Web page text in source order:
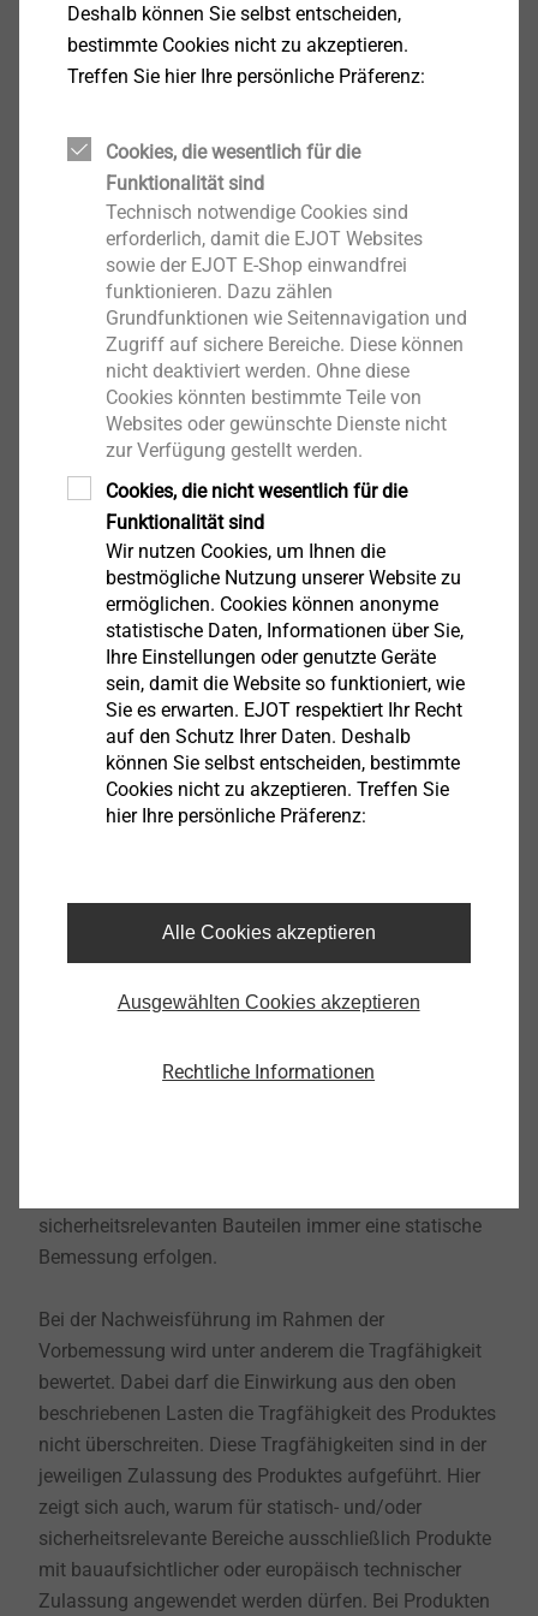
Fall von einem Planungs- und/oder Statikbüro mit
vorhandener Bauvorlageberechtigung erfolgen.
Unser Service für Sie:
– auch speziell für die Montageelemente für
Anbauteile wie den EJOT Iso-Corner, denEJOT Iso-
und denEJOT Iso-Bar ECOfür
Fassadenbegrünung. Die Erfassung aller relevanten
Daten erfolgt unkompliziert und effizient über einen
Abfragebogen. Die entsprechenden Abfragebögen
können Sie sichhierdirekt herunterladen.
Sie erhalten mit der Vorbemessung einen Nachweis
der Tragfähigkeit auf Basis Ihrer individuellen
Vorplanung, sowie einen ersten Mengenbedarf, der
Ihnen bei der Angebotserstellung hilfreich sein kann.
Einen anderen Fall stellt die Fassadenbegrünung mit
dem EJOT Iso-Bar ECO dar. Auch hier handelt es sich
um ein Anbauteil, das nachträglich am Wärmedämm-
Verbundsystem befestigt wird. Neben den Lasten aus
Eigengewicht und Wind spielt hier zum Beispiel das
Gewicht der gewählten Begrünung eine große Rolle.
um eine Abstandsmontage handelt, ist auch die
Eingangsgröße.
Auch wenn Produkte grundsätzlich für eine
sicherheitsrelevanten Bauteilen immer eine statische
Bemessung erfolgen.
Bei der Nachweisführung im Rahmen der
Vorbemessung wird unter anderem die Tragfähigkeit
bewertet. Dabei darf die Einwirkung aus den oben
beschriebenen Lasten die Tragfähigkeit des Produktes
nicht überschreiten. Diese Tragfähigkeiten sind in der
jeweiligen Zulassung des Produktes aufgeführt. Hier
zeigt sich auch, warum für statisch- und/oder
sicherheitsrelevante Bereiche ausschließlich Produkte
mit bauaufsichtlicher oder europäisch technischer
Zulassung angewendet werden dürfen. Bei Produkten
Deshalb können Sie selbst entscheiden,
bestimmte Cookies nicht zu akzeptieren.
Treffen Sie hier Ihre persönliche Präferenz:
Cookies, die wesentlich für die
Funktionalität sind
Technisch notwendige Cookies sind
erforderlich, damit die EJOT Websites
sowie der EJOT E-Shop einwandfrei
funktionieren. Dazu zählen
Grundfunktionen wie Seitennavigation und
Zugriff auf sichere Bereiche. Diese können
nicht deaktiviert werden. Ohne diese
Cookies könnten bestimmte Teile von
Websites oder gewünschte Dienste nicht
zur Verfügung gestellt werden.
Cookies, die nicht wesentlich für die
Funktionalität sind
Wir nutzen Cookies, um Ihnen die
bestmögliche Nutzung unserer Website zu
ermöglichen. Cookies können anonyme
statistische Daten, Informationen über Sie,
Ihre Einstellungen oder genutzte Geräte
sein, damit die Website so funktioniert, wie
Sie es erwarten. EJOT respektiert Ihr Recht
auf den Schutz Ihrer Daten. Deshalb
können Sie selbst entscheiden, bestimmte
Cookies nicht zu akzeptieren. Treffen Sie
hier Ihre persönliche Präferenz:
Alle Cookies akzeptieren
Ausgewählten Cookies akzeptieren
Rechtliche Informationen